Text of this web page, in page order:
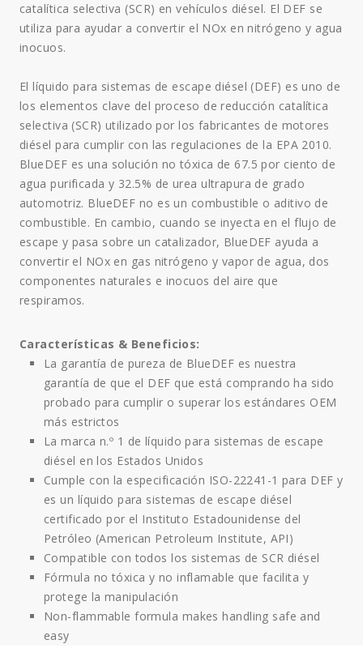
catalítica selectiva (SCR) en vehículos diésel. El DEF se
utiliza para ayudar a convertir el NOx en nitrógeno y agua
inocuos.
El líquido para sistemas de escape diésel (DEF) es uno de
los elementos clave del proceso de reducción catalítica
selectiva (SCR) utilizado por los fabricantes de motores
diésel para cumplir con las regulaciones de la EPA 2010.
BlueDEF es una solución no tóxica de 67.5 por ciento de
agua purificada y 32.5% de urea ultrapura de grado
automotriz. BlueDEF no es un combustible o aditivo de
combustible. En cambio, cuando se inyecta en el flujo de
escape y pasa sobre un catalizador, BlueDEF ayuda a
convertir el NOx en gas nitrógeno y vapor de agua, dos
componentes naturales e inocuos del aire que
respiramos.
Características & Beneficios:
La garantía de pureza de BlueDEF es nuestra
garantía de que el DEF que está comprando ha sido
probado para cumplir o superar los estándares OEM
más estrictos
La marca n.º 1 de líquido para sistemas de escape
diésel en los Estados Unidos
Cumple con la especificación ISO-22241-1 para DEF y
es un líquido para sistemas de escape diésel
certificado por el Instituto Estadounidense del
Petróleo (American Petroleum Institute, API)
Compatible con todos los sistemas de SCR diésel
Fórmula no tóxica y no inflamable que facilita y
protege la manipulación
Non-flammable formula makes handling safe and
easy